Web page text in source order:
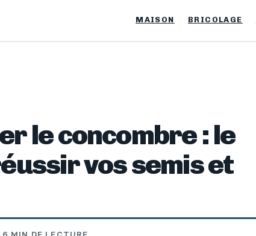
MAISON BRICOLAGE
le concombre : le
vos semis et